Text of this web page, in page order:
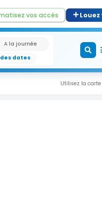
vos accès
A la journée
dates
Utilisez la